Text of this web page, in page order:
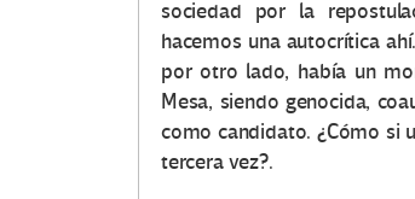
sociedad por la
hacemos una autocrítica
por otro lado, había un
Mesa, siendo genocida,
como candidato. ¿Cómo si
tercera vez?.